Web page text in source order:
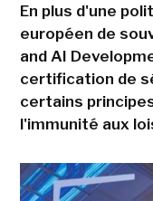
En plus d'une
européen de
and AI
certification de
certains
l'immunité aux